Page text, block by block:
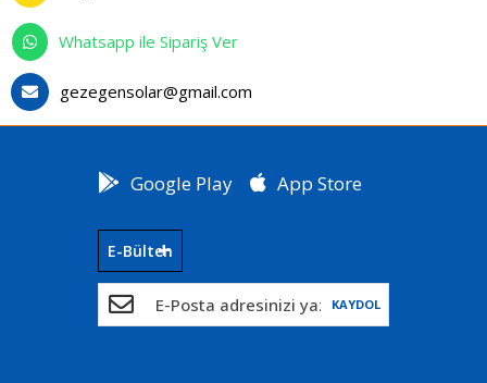
Whatsapp ile Sipariş Ver
gezegensolar@gmail.com
Google Play App Store
E-Bülten
KAYDOL